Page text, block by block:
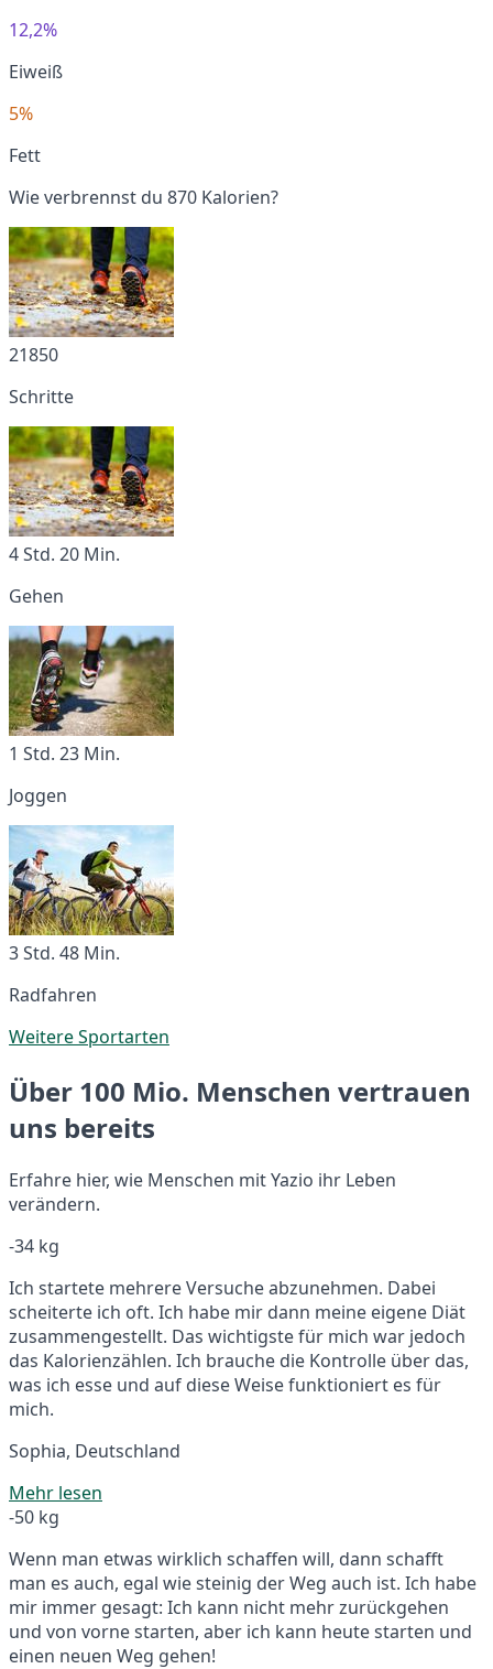
12,2%
Eiweiß
5%
Fett
Wie verbrennst du 870 Kalorien?
21850
Schritte
4 Std. 20 Min.
Gehen
1 Std. 23 Min.
Joggen
3 Std. 48 Min.
Radfahren
Weitere Sportarten
Über 100 Mio. Menschen vertrauen
uns bereits
Erfahre hier, wie Menschen mit Yazio ihr Leben
verändern.
-34 kg
Ich startete mehrere Versuche abzunehmen. Dabei
scheiterte ich oft. Ich habe mir dann meine eigene Diät
zusammengestellt. Das wichtigste für mich war jedoch
das Kalorienzählen. Ich brauche die Kontrolle über das,
was ich esse und auf diese Weise funktioniert es für
mich.
Sophia, Deutschland
Mehr lesen
-50 kg
Wenn man etwas wirklich schaffen will, dann schafft
man es auch, egal wie steinig der Weg auch ist. Ich habe
mir immer gesagt: Ich kann nicht mehr zurückgehen
und von vorne starten, aber ich kann heute starten und
einen neuen Weg gehen!